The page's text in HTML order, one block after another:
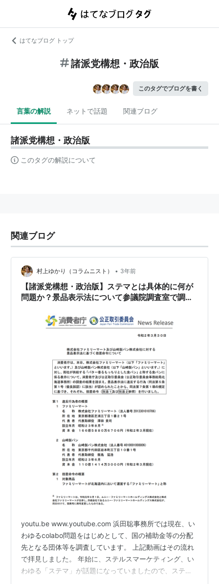
はてなブログ トップ
諸派党構想・政治版
このタグでブログを書く
言葉の解説 ネットで話題 関連ブログ
諸派党構想・政治版
このタグの解説について
関連ブログ
村上ゆかり（コラムニスト） • 3年前
【諸派党構想・政治版】ステマとは具体的に何が
問題か？景品表示法について参議院調査室で調査
youtu.be www.youtube.com 浜田聡事務所では現在、い
わゆるcolabo問題をはじめとして、国の補助金等の分配
先となる団体等を調査しています。 上記動画はその流れ
で拝見しました。 年始に、ステルスマーケティング、い
わゆる「ステマ」が話題になっていましたので、ステマ